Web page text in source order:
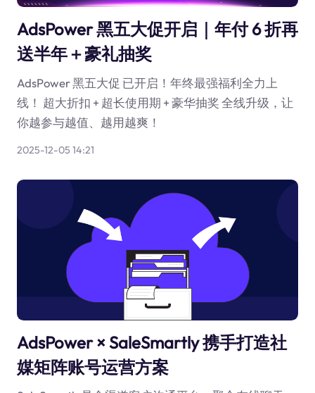
AdsPower 黑五大促开启｜年付 6 折再
送半年＋豪礼抽奖
AdsPower 黑五大促 已开启！年终最强福利全力上
线！ 超大折扣 + 超长使用期 + 豪华抽奖 全线升级，让
你越参与越值、越用越爽！
2025-12-05 14:21
AdsPower × SaleSmartly 携手打造社
媒矩阵账号运营方案